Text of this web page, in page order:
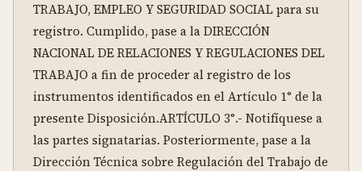
TRABAJO, EMPLEO Y SEGURIDAD SOCIAL para su
registro. Cumplido, pase a la DIRECCIÓN
NACIONAL DE RELACIONES Y REGULACIONES DEL
TRABAJO a fin de proceder al registro de los
instrumentos identificados en el Artículo 1° de la
presente Disposición.ARTÍCULO 3°.- Notifíquese a
las partes signatarias. Posteriormente, pase a la
Dirección Técnica sobre Regulación del Trabajo de